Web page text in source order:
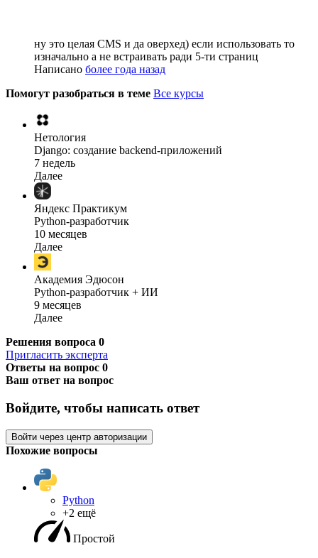
ну это целая CMS и да оверхед) если использовать то
изначально а не встраивать ради 5-ти страниц
Написано более года назад
Помогут разобраться в теме Все курсы
Нетология
Django: создание backend-приложений
7 недель
Далее
Яндекс Практикум
Python-разработчик
10 месяцев
Далее
Академия Эдюсон
Python-разработчик + ИИ
9 месяцев
Далее
Решения вопроса 0
Пригласить эксперта
Ответы на вопрос 0
Ваш ответ на вопрос
Войдите, чтобы написать ответ
Войти через центр авторизации
Похожие вопросы
Python
+2 ещё
Простой